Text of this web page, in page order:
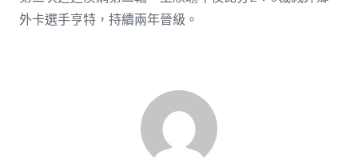
外卡選手亨特，持續兩年晉級。